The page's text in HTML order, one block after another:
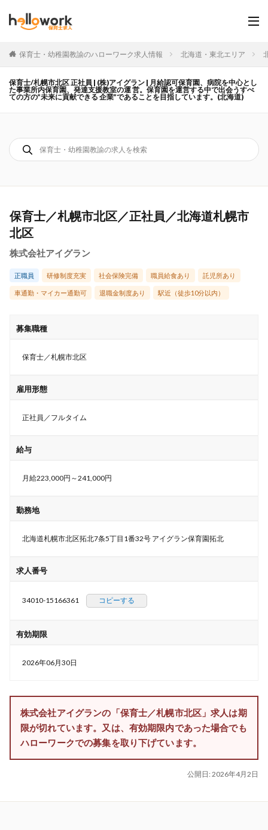
保育士・幼稚園教諭のハローワーク求人情報 北海道・東北エリア
保育士/札幌市北区 正社員 | (株)アイグラン | 月給認可保育園、病院を中心とし
た事業所内保育園、発達支援教室の運 営。保育園を運営する中で出会うすべ
ての方の”未来に貢献できる 企業”であることを目指しています。(北海道)
保育士／札幌市北区／正社員／北海道札幌市
北区
株式会社アイグラン
正職員 研修制度充実 社会保険完備 職員給食あり 託児所あり
車通勤・マイカー通勤可 退職金制度あり 駅近（徒歩10分以内）
募集職種
保育士／札幌市北区
雇用形態
正社員／フルタイム
給与
月給223,000円～241,000円
勤務地
北海道札幌市北区拓北7条5丁目1番32号 アイグラン保育園拓北
求人番号
34010-15166361 コピーする
有効期限
2026年06月30日
株式会社アイグランの「保育士／札幌市北区」求人は期
限が切れています。又は、有効期限内であった場合でも
ハローワークでの募集を取り下げています。
公開日: 2026年4月2日